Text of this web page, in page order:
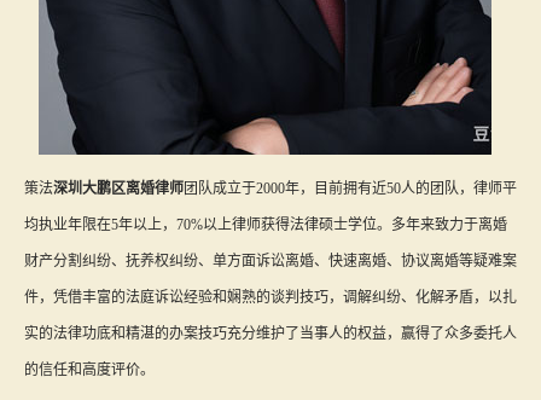
策法深圳大鹏区离婚律师团队成立于2000年，目前拥有近50人的团队，律师平
均执业年限在5年以上，70%以上律师获得法律硕士学位。多年来致力于离婚
财产分割纠纷、抚养权纠纷、单方面诉讼离婚、快速离婚、协议离婚等疑难案
件，凭借丰富的法庭诉讼经验和娴熟的谈判技巧，调解纠纷、化解矛盾，以扎
实的法律功底和精湛的办案技巧充分维护了当事人的权益，赢得了众多委托人
的信任和高度评价。